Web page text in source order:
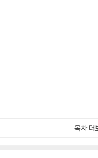
목차 더